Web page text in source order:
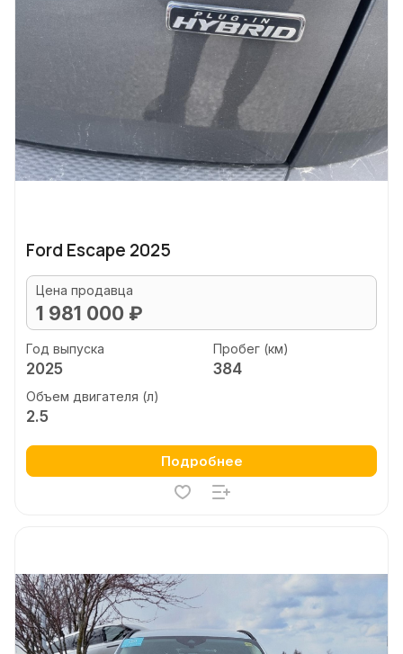
Ford Escape 2025
Цена продавца
1 981 000 ₽
Год выпуска
2025
Пробег (км)
384
Объем двигателя (л)
2.5
Подробнее